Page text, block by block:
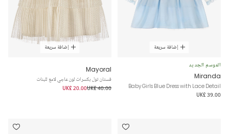
إضافة سريعة
الموسم الجديد
Miranda
Baby Girls Blue Dress with Lace Detail
UK£ 39.00
إضافة سريعة
Mayoral
فستان تول بكسرات لون عاجي لامع للبنات
UK£ 40.00
UK£ 20.00